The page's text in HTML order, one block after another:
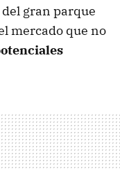
gran parque
mercado que no